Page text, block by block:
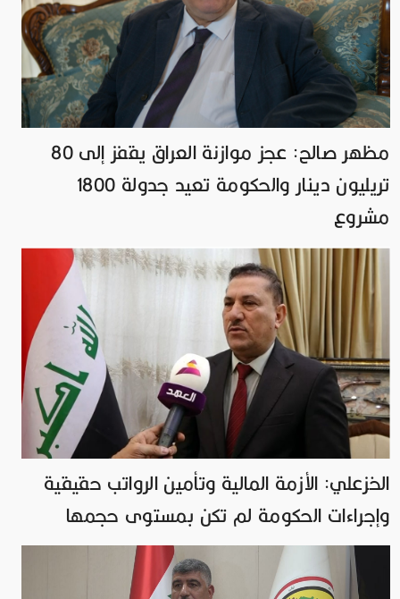
مظهر صالح: عجز موازنة العراق يقفز إلى 80
تريليون دينار والحكومة تعيد جدولة 1800
مشروع
الخزعلي: الأزمة المالية وتأمين الرواتب حقيقية
وإجراءات الحكومة لم تكن بمستوى حجمها